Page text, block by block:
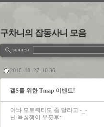
구차니의 잡동사니 모음
2010. 10. 27. 10:36
갤S를 위한 Tmap 이벤트!
아놔 모토쿼티도 좀 달라고 -_-
난 욕심쟁이 우훗후~